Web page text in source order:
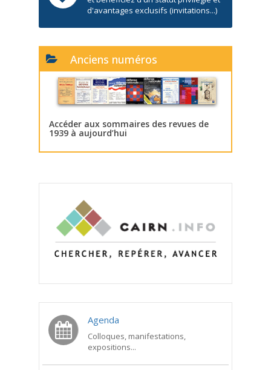
d'avantages exclusifs (invitations...)
Anciens numéros
Accéder aux sommaires des revues de
1939 à aujourd’hui
Agenda
Colloques, manifestations,
expositions...